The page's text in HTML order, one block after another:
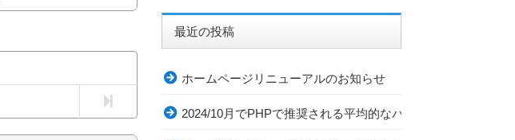
最近の投稿
ホームページリニューアルのお知らせ
2024/10月でPHPで推奨される平均的なバージョンは？